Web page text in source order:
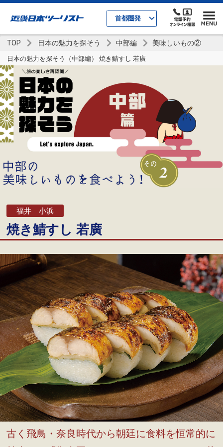
首都圏発
TOP 日本の魅力を探そう 中部編 美味しいもの②
日本の魅力を探そう（中部編） 焼き鯖すし 若廣
福井 小浜
焼き鯖すし 若廣
古く飛鳥・奈良時代から朝廷に食料を恒常的に